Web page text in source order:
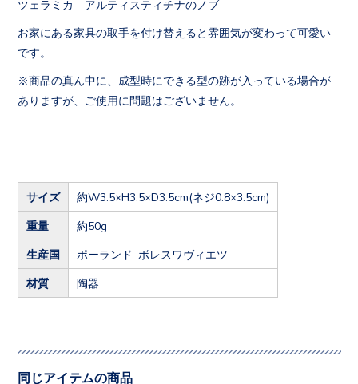
ツェラミカ アルティスティチナのノブ
お家にある家具の取手を付け替えると雰囲気が変わって可愛い
です。
※商品の真ん中に、成型時にできる型の跡が入っている場合が
ありますが、ご使用に問題はございません。
サイズ 約W3.5×H3.5×D3.5cm(ネジ0.8×3.5cm)
重量 約50g
生産国 ポーランド ボレスワヴィエツ
材質 陶器
同じアイテムの商品